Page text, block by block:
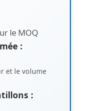
le MOQ
:
et le volume
: